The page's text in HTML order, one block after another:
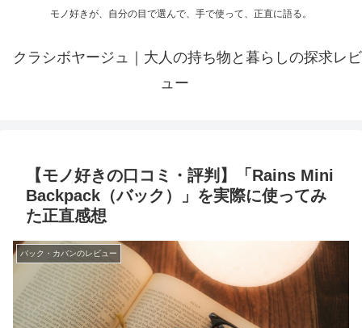
モノ好きが、自分の目で選んで、手で使って、正直に語る。
クラシボヤージュ｜大人の持ち物と暮らしの探求レビ
ュー
【モノ好きの口コミ・評判】「Rains Mini
Backpack（バック）」を実際に使ってみ
た正直感想
バック・カバンのレビュー